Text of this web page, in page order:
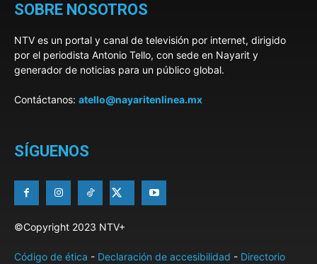
SOBRE NOSOTROS
NTV es un portal y canal de televisión por internet, dirigido
por el periodista Antonio Tello, con sede en Nayarit y
generador de noticias para un público global.
Contáctanos: atello@nayaritenlinea.mx
SÍGUENOS
©Copyright 2023 NTV+
Código de ética - Declaración de accesibilidad - Directorio